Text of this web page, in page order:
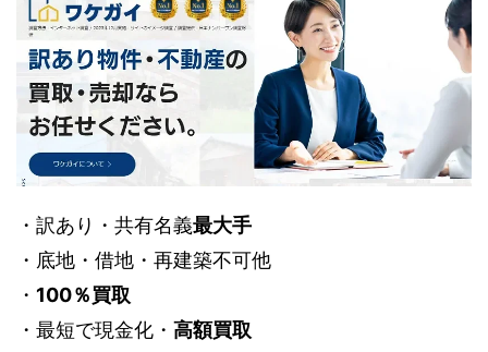
・訳あり・共有名義最大手
・底地・借地・再建築不可他
・ 100％買取
・最短で現金化・ 高額買取